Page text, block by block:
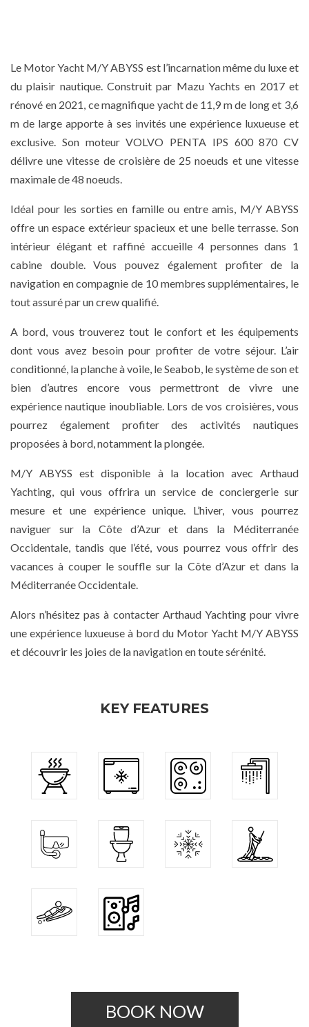
Le Motor Yacht M/Y ABYSS est l’incarnation même du luxe et
du plaisir nautique. Construit par Mazu Yachts en 2017 et
rénové en 2021, ce magnifique yacht de 11,9 m de long et 3,6
m de large apporte à ses invités une expérience luxueuse et
exclusive. Son moteur VOLVO PENTA IPS 600 870 CV
délivre une vitesse de croisière de 25 noeuds et une vitesse
maximale de 48 noeuds.
Idéal pour les sorties en famille ou entre amis, M/Y ABYSS
offre un espace extérieur spacieux et une belle terrasse. Son
intérieur élégant et raffiné accueille 4 personnes dans 1
cabine double. Vous pouvez également profiter de la
navigation en compagnie de 10 membres supplémentaires, le
tout assuré par un crew qualifié.
A bord, vous trouverez tout le confort et les équipements
dont vous avez besoin pour profiter de votre séjour. L’air
conditionné, la planche à voile, le Seabob, le système de son et
bien d’autres encore vous permettront de vivre une
expérience nautique inoubliable. Lors de vos croisières, vous
pourrez également profiter des activités nautiques
proposées à bord, notamment la plongée.
M/Y ABYSS est disponible à la location avec Arthaud
Yachting, qui vous offrira un service de conciergerie sur
mesure et une expérience unique. L’hiver, vous pourrez
naviguer sur la Côte d’Azur et dans la Méditerranée
Occidentale, tandis que l’été, vous pourrez vous offrir des
vacances à couper le souffle sur la Côte d’Azur et dans la
Méditerranée Occidentale.
Alors n’hésitez pas à contacter Arthaud Yachting pour vivre
une expérience luxueuse à bord du Motor Yacht M/Y ABYSS
et découvrir les joies de la navigation en toute sérénité.
KEY FEATURES
BOOK NOW